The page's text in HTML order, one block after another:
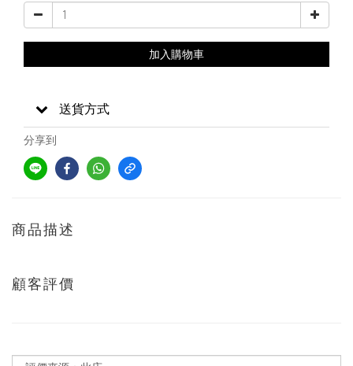
加入購物車
送貨方式
分享到
商品描述
顧客評價